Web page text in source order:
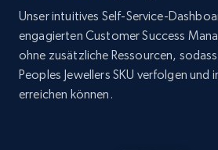
Title, Seller name, Brand,
price, Currency, Availability,
more.
2.1K+
Unser intuitives Self-Service-
engagierten Customer Success
ohne zusätzliche Ressourcen,
Peoples Jewellers SKU verfolgen und
erreichen können.